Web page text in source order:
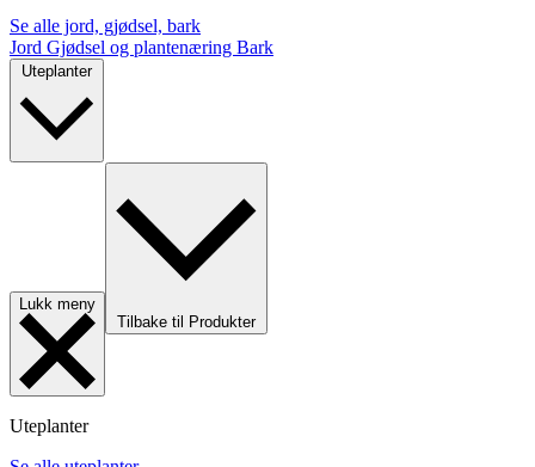
Se alle jord, gjødsel, bark
Jord Gjødsel og plantenæring Bark
Uteplanter
Lukk meny
Tilbake til Produkter
Uteplanter